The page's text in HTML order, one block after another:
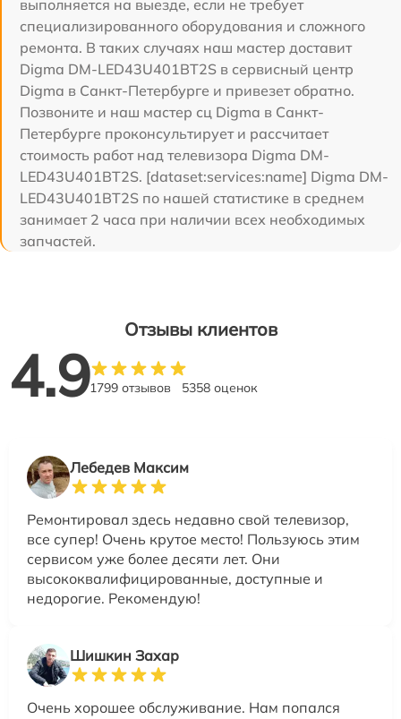
выполняется на выезде, если не требует
специализированного оборудования и сложного
ремонта. В таких случаях наш мастер доставит
Digma DM-LED43U401BT2S в сервисный центр
Digma в Санкт-Петербурге и привезет обратно.
Позвоните и наш мастер сц Digma в Санкт-
Петербурге проконсультирует и рассчитает
стоимость работ над телевизора Digma DM-
LED43U401BT2S. [dataset:services:name] Digma DM-
LED43U401BT2S по нашей статистике в среднем
занимает 2 часа при наличии всех необходимых
запчастей.
Отзывы клиентов
4.91799 отзывов 5358 оценок
Лебедев Максим
Ремонтировал здесь недавно свой телевизор,
все супер! Очень крутое место! Пользуюсь этим
сервисом уже более десяти лет. Они
высококвалифицированные, доступные и
недорогие. Рекомендую!
Шишкин Захар
Очень хорошее обслуживание. Нам попался